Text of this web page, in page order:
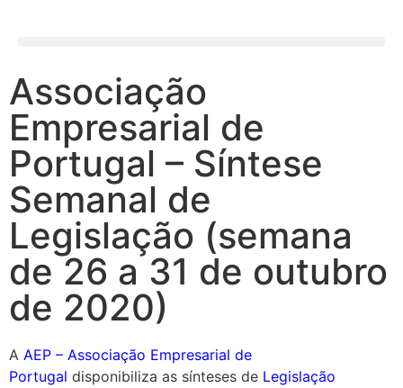
Associação
Empresarial de
Portugal – Síntese
Semanal de
Legislação (semana
de 26 a 31 de outubro
de 2020)
A AEP – Associação Empresarial de
Portugal disponibiliza as sínteses de Legislação